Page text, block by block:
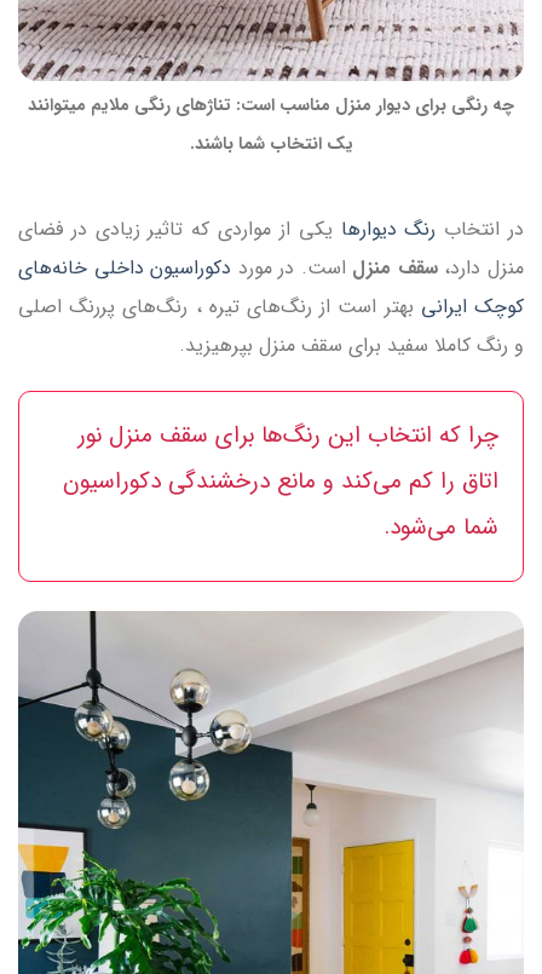
چه رنگی برای دیوار منزل مناسب است: تناژهای رنگی ملایم‌ می‎توانند
یک انتخاب شما باشند.
در انتخاب رنگ دیوارها یکی از مواردی که تاثیر زیادی در فضای
منزل دارد، سقف منزل‌ است. در مورد دکوراسیون داخلی خانه‌های
کوچک ایرانی بهتر است از رنگ‌های تیره ، رنگ‌های پررنگ اصلی
و رنگ کاملا سفید برای سقف منزل بپرهیزید.
چرا که انتخاب این رنگ‌ها برای سقف منزل نور
اتاق را کم می‌کند و مانع درخشندگی دکوراسیون
شما می‌شود.